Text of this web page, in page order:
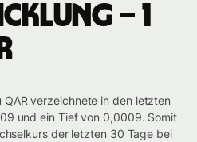
– 1
QAR verzeichnete in den letzten
und ein Tief von 0,0009. Somit
der letzten 30 Tage bei